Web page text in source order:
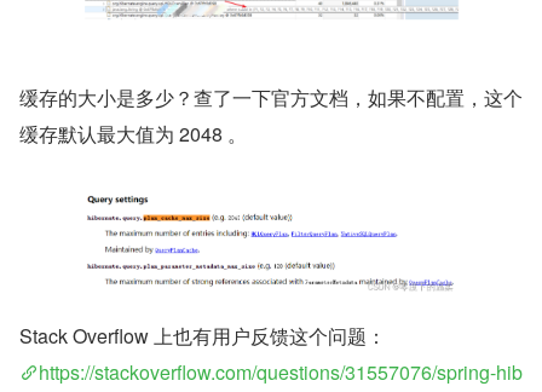
缓存的大小是多少？查了一下官方文档，如果不配置，这个
缓存默认最大值为 2048 。
Stack Overflow 上也有用户反馈这个问题：
https://stackoverflow.com/questions/31557076/spring-hib